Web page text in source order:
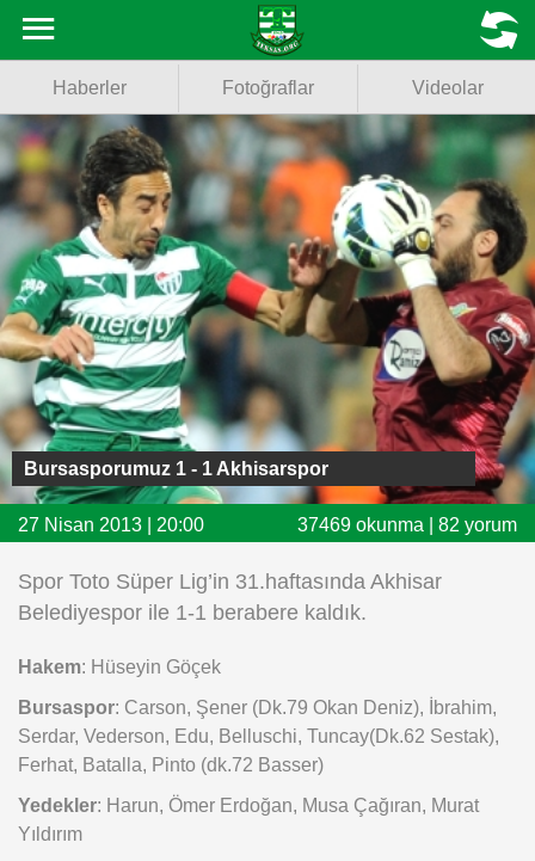
Fotoğraflar
Videolar
Basketbol
Voleybol
Puan Durumu
Fikstür
Facebook
Twitter
Instagram
iOS
MENU
Haberler Fotoğraflar Videolar
Bursasporumuz 1 - 1 Akhisarspor
27 Nisan 2013 | 20:00 37469 okunma | 82 yorum
Spor Toto Süper Lig’in 31.haftasında Akhisar
Belediyespor ile 1-1 berabere kaldık.
Hakem: Hüseyin Göçek
Bursaspor: Carson, Şener (Dk.79 Okan Deniz), İbrahim,
Serdar, Vederson, Edu, Belluschi, Tuncay(Dk.62 Sestak),
Ferhat, Batalla, Pinto (dk.72 Basser)
Yedekler: Harun, Ömer Erdoğan, Musa Çağıran, Murat
Yıldırım